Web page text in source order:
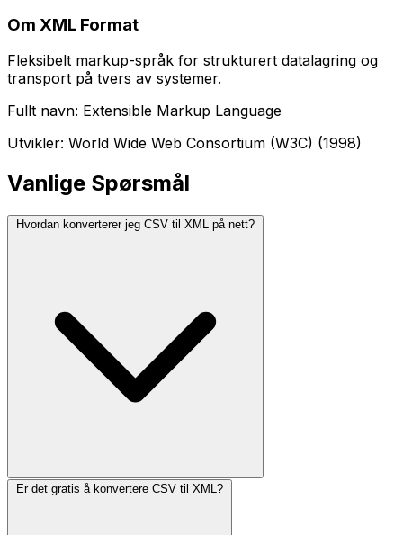
Om XML Format
Fleksibelt markup-språk for strukturert datalagring og
transport på tvers av systemer.
Fullt navn: Extensible Markup Language
Utvikler: World Wide Web Consortium (W3C) (1998)
Vanlige Spørsmål
Hvordan konverterer jeg CSV til XML på nett?
Er det gratis å konvertere CSV til XML?